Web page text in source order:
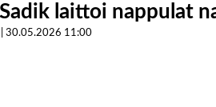
laittoi nappulat
30.05.2026 11:00